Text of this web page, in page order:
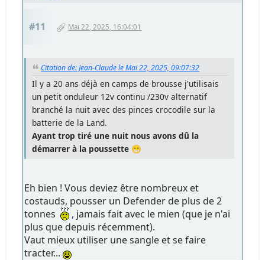
#11 Mai 22, 2025, 16:04:01
Citation de: Jean-Claude le Mai 22, 2025, 09:07:32
Il y a 20 ans déjà en camps de brousse j'utilisais
un petit onduleur 12v continu /230v alternatif
branché la nuit avec des pinces crocodile sur la
batterie de la Land.
Ayant trop tiré une nuit nous avons dû la
démarrer à la poussette 😁
Eh bien ! Vous deviez être nombreux et
costauds, pousser un Defender de plus de 2
tonnes
, jamais fait avec le mien (que je n'ai
plus que depuis récemment).
Vaut mieux utiliser une sangle et se faire
tracter...